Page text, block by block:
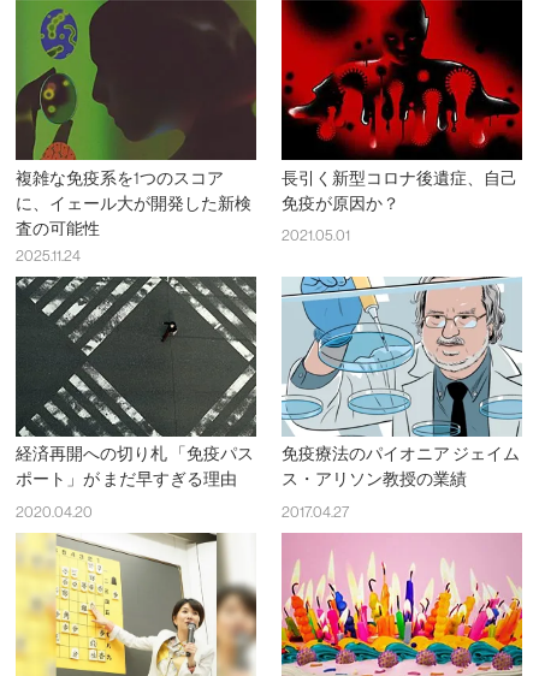
複雑な免疫系を1つのスコア
に、イェール大が開発した新検
査の可能性
2025.11.24
長引く新型コロナ後遺症、自己
免疫が原因か？
2021.05.01
経済再開への切り札 「免疫パス
ポート」が まだ早すぎる理由
2020.04.20
免疫療法のパイオニア ジェイム
ス・アリソン教授の業績
2017.04.27